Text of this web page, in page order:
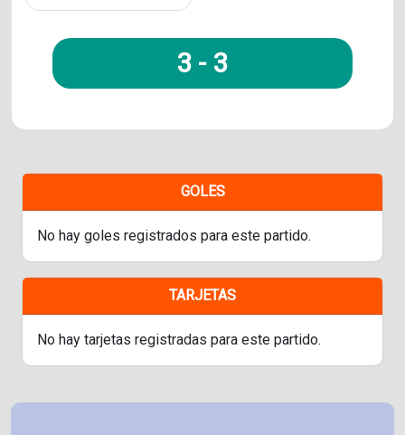
3 - 3
GOLES
No hay goles registrados para este partido.
TARJETAS
No hay tarjetas registradas para este partido.